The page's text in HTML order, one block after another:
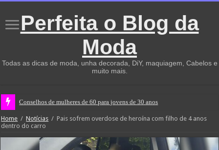
Perfeita o Blog da
Moda
Todas as dicas de moda, unha decorada, DiY, maquiagem, Cabelos e
muito mais.
Conselhos de mulheres de 60 para jovens de 30 anos
Home / Notícias / Pais sofrem overdose de heroína com filho de 4 anos
dentro do carro